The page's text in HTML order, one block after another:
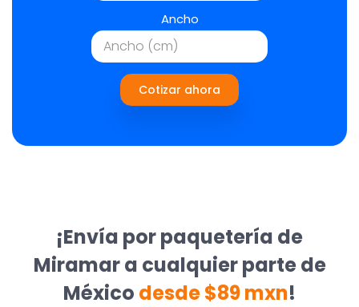
Ancho
Cotizar ahora
¡Envía por paquetería de
Miramar a cualquier parte de
México desde $89 mxn!